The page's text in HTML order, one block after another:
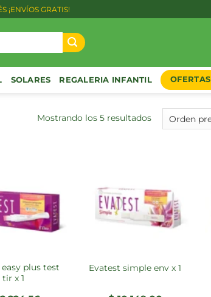
¡ENVÍOS GRATIS!
SOLARES REGALERIA INFANTIL OFERTAS
Mostrando los 5 resultados
tir x 1
evatest simple env x 1